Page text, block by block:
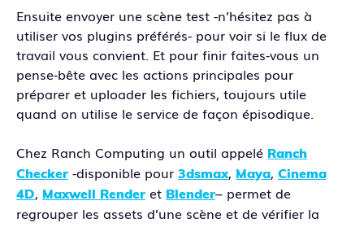
Ensuite envoyer une scène test -n’hésitez pas à
utiliser vos plugins préférés- pour voir si le flux de
travail vous convient. Et pour finir faites-vous un
pense-bête avec les actions principales pour
préparer et uploader les fichiers, toujours utile
quand on utilise le service de façon épisodique.
Chez Ranch Computing un outil appelé Ranch
Checker -disponible pour 3dsmax, Maya, Cinema
4D, Maxwell Render et Blender– permet de
regrouper les assets d’une scène et de vérifier la